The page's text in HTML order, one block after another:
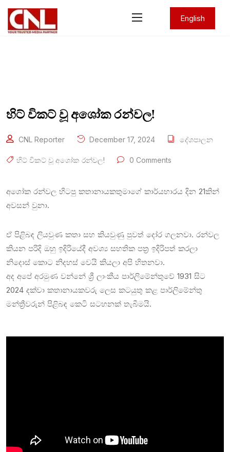
English
හිට් විකට් වූ අශෝක රන්වල!
CNL Reporter December 17, 2024 දේශපාලන
හිට් විකට් වූ අශෝක රන්වල! 0 Comments
අශෝක රන්වල හිටපු කතානායකතුමාගේ කාර්යභාරය දින 21කින්
අවසන් වුනා.
ඒ පිළිබඳ ලියවුණ කතා සහ කියවුණු පුවත් දෝර ගලනවා. රන්වල
කියන පරිදි ඔහු ඉදිරියේදී අවශ්‍ය සහතික පත්‍ර ඉදිරිපත් කරලා
නිදොස් කොට නිදහස් වෙයි කියලා අපි හිතනවා.
අද අපේ අරමුණ වන්නේ ශ්‍රී ලාංකීය පාර්ලිමේන්තුවේ 1931 සිට
2024 දක්වා කතානායකවරු ලෙස කටයුතු කළ පාර්ලිමේන්තු
මන්ත්‍රීවරුන් පිළිබඳ කෙටි සටහනක් තැබීමයි.